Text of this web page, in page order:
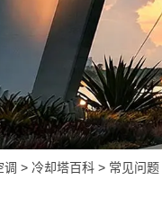
调 > 冷却塔百科 > 常见问题